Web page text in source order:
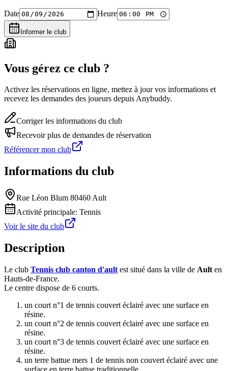
Date Heure
Informer le club
Vous gérez ce club ?
Activez les réservations en ligne, mettez à jour vos informations et
recevez les demandes des joueurs depuis Anybuddy.
Corriger les informations du club
Recevoir plus de demandes de réservation
Référencer mon club
Informations du club
Rue Léon Blum 80460 Ault
Activité principale: Tennis
Voir le site du club
Description
Le club Tennis club canton d'ault est situé dans la ville de Ault en
Hauts-de-France.
Le centre dispose de 6 courts.
un court n°1 de tennis couvert éclairé avec une surface en
résine.
un court n°2 de tennis couvert éclairé avec une surface en
résine.
un court n°3 de tennis couvert éclairé avec une surface en
résine.
un terre battue mers 1 de tennis non couvert éclairé avec une
surface en terre battue traditionnelle.